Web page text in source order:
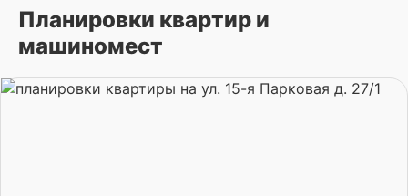
Планировки квартир и
машиномест